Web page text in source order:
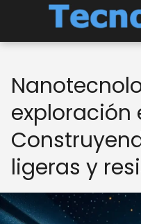
exploración
ligeras y